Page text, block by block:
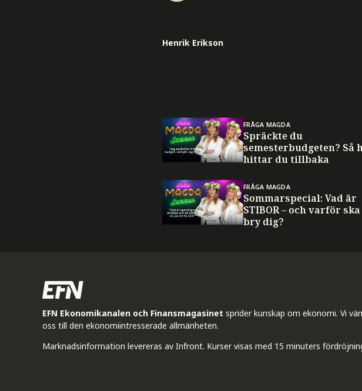
Henrik Erikson
FRÅGA MAGDA
Spräckte du
semesterbudgeten? Så
hittar du tillbaka
FRÅGA MAGDA
Sommarspecial: Vad är
STIBOR – och varför
bry dig?
EFN Ekonomikanalen och Finansmagasinet sprider kunskap om ekonomi. Vi
oss till den ekonomiintresserade allmänheten.
Marknadsinformation levereras av Infront. Kurser visas med 15 minuters